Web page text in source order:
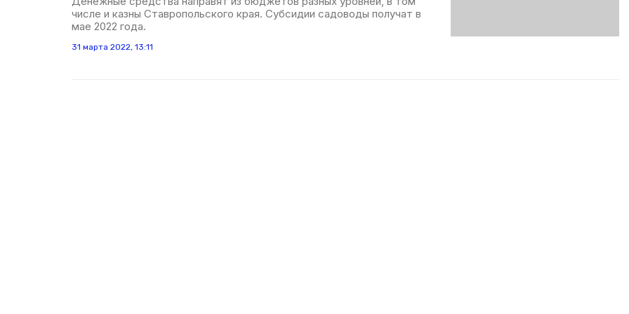
числе и казны Ставропольского края. Субсидии садоводы получат в
мае 2022 года.
31 марта 2022, 13:11